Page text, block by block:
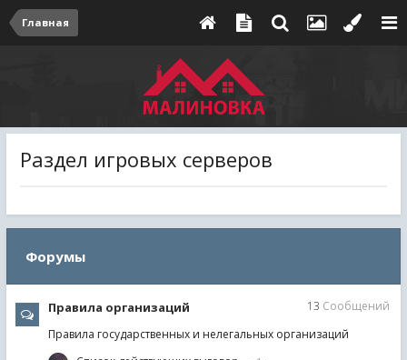
Главная
Раздел игровых серверов
Форумы
Правила организаций
Правила государственных и нелегальных организаций
13 Сообщений